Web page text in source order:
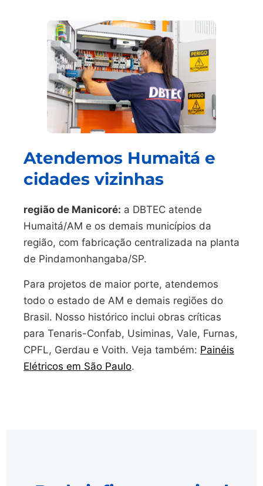
Atendemos Humaitá e
cidades vizinhas
região de Manicoré: a DBTEC atende
Humaitá/AM e os demais municípios da
região, com fabricação centralizada na planta
de Pindamonhangaba/SP.
Para projetos de maior porte, atendemos
todo o estado de AM e demais regiões do
Brasil. Nosso histórico inclui obras críticas
para Tenaris-Confab, Usiminas, Vale, Furnas,
CPFL, Gerdau e Voith. Veja também: Painéis
Elétricos em São Paulo.